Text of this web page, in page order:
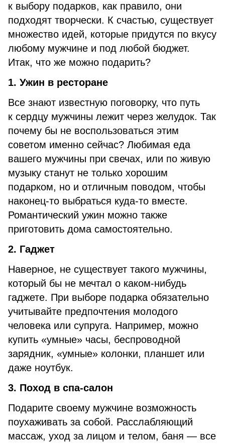
к выбору подарков, как правило, они
подходят творчески. К счастью, существует
множество идей, которые придутся по вкусу
любому мужчине и под любой бюджет.
Итак, что же можно подарить?
1. Ужин в ресторане
Все знают известную поговорку, что путь
к сердцу мужчины лежит через желудок. Так
почему бы не воспользоваться этим
советом именно сейчас? Любимая еда
вашего мужчины при свечах, или по живую
музыку станут не только хорошим
подарком, но и отличным поводом, чтобы
наконец-то выбраться куда-то вместе.
Романтический ужин можно также
приготовить дома самостоятельно.
2. Гаджет
Наверное, не существует такого мужчины,
который бы не мечтал о каком-нибудь
гаджете. При выборе подарка обязательно
учитывайте предпочтения молодого
человека или супруга. Например, можно
купить «умные» часы, беспроводной
зарядник, «умные» колонки, планшет или
даже ноутбук.
3. Поход в спа-салон
Подарите своему мужчине возможность
поухаживать за собой. Расслабляющий
массаж, уход за лицом и телом, баня — все